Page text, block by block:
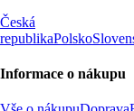
Česká
republikaPolsko
Informace o nákupu